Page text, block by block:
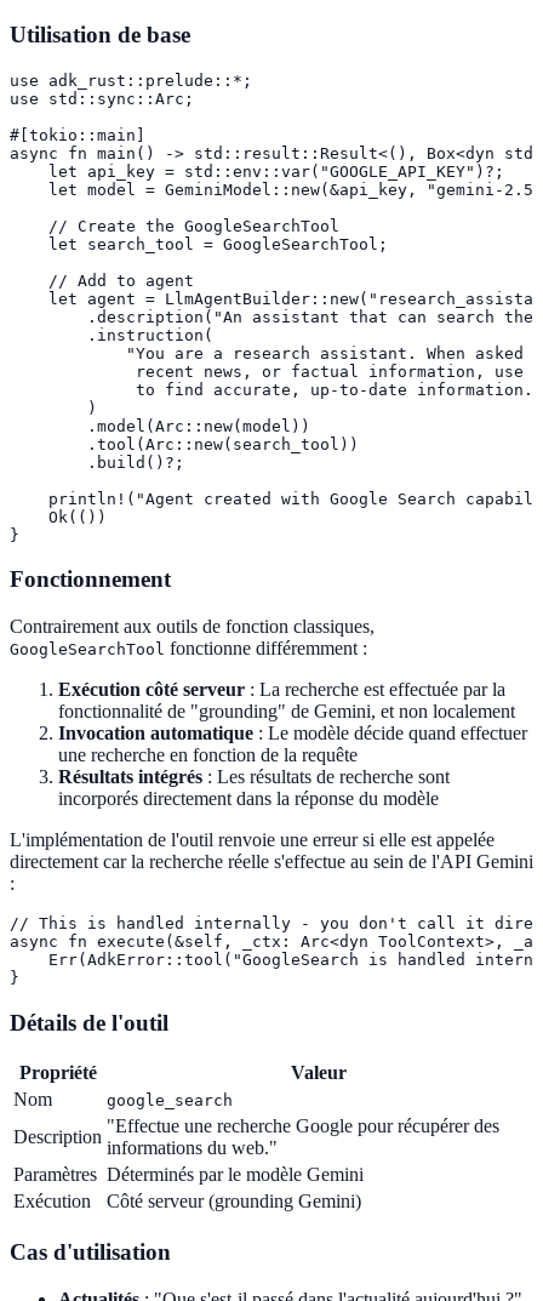
Utilisation de base
use adk_rust::prelude::*;
use std::sync::Arc;
#[tokio::main]
async fn main() -> std::result::Result<(), Box<dyn
    let api_key = std::env::var("GOOGLE_API_KEY")?;
let model = GeminiModel::new(&api_key, "gemini-
    // Create the GoogleSearchTool
    let search_tool = GoogleSearchTool;
    // Add to agent
let agent =
.description("An assistant that can search the
        .instruction(
"You are a research assistant. When asked
recent news, or factual information, use
             to find accurate, up-to-date information."
        )
        .model(Arc::new(model))
        .tool(Arc::new(search_tool))
        .build()?;
println!("Agent created with Google Search
    Ok(())
}
Fonctionnement
Contrairement aux outils de fonction classiques,
GoogleSearchTool fonctionne différemment :
Exécution côté serveur : La recherche est effectuée par la
fonctionnalité de "grounding" de Gemini, et non localement
Invocation automatique : Le modèle décide quand effectuer
une recherche en fonction de la requête
Résultats intégrés : Les résultats de recherche sont
incorporés directement dans la réponse du modèle
L'implémentation de l'outil renvoie une erreur si elle est appelée
directement car la recherche réelle s'effectue au sein de l'API Gemini
:
// This is handled internally - you don't call it
async fn execute(&self, _ctx: Arc<dyn ToolContext>,
Err(AdkError::tool("GoogleSearch is handled
}
Détails de l'outil
Propriété
Valeur
Nom
google_search
Description
"Effectue une recherche Google pour récupérer des
informations du web."
Paramètres Déterminés par le modèle Gemini
Exécution
Côté serveur (grounding Gemini)
Cas d'utilisation